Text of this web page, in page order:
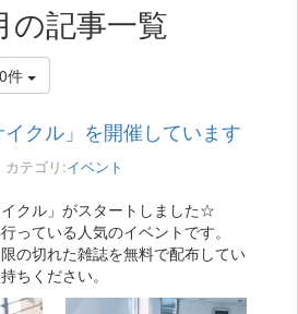
の記事一覧
件
イクル」を開催しています
カテゴリ:イベント
クル」がスタートしました☆
っている人気のイベントです。
の切れた雑誌を無料で配布してい
ちください。